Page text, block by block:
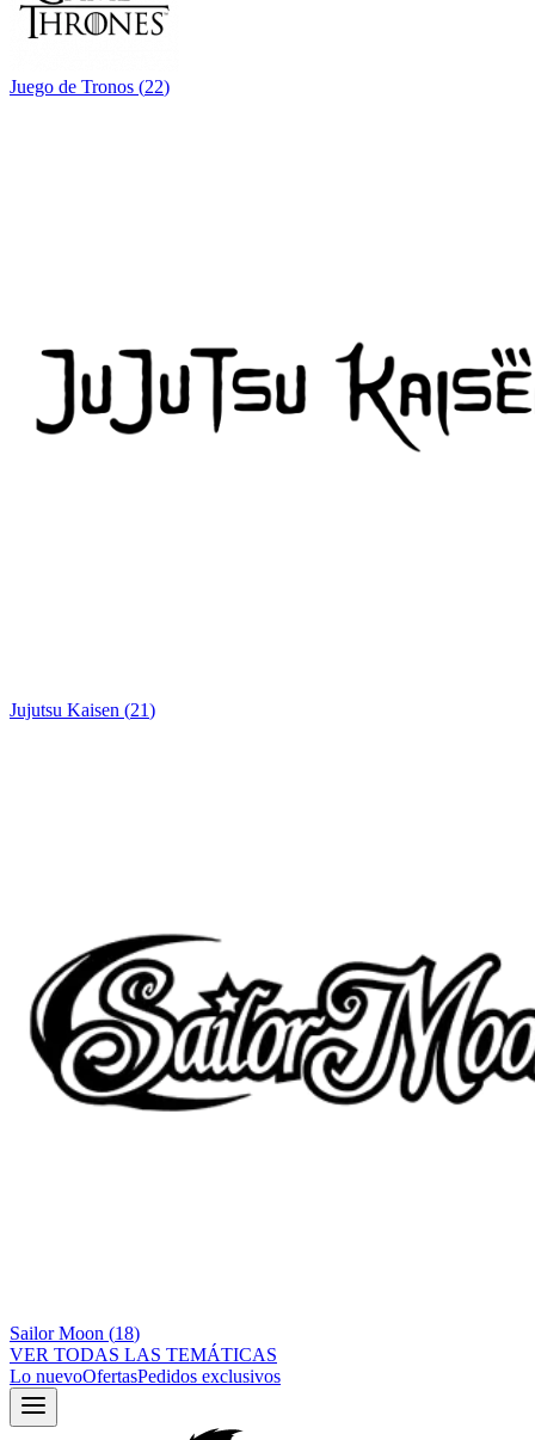
Juego de Tronos (22)
Jujutsu Kaisen (21)
Sailor Moon (18)
VER TODAS LAS TEMÁTICAS
Lo nuevoOfertasPedidos exclusivos